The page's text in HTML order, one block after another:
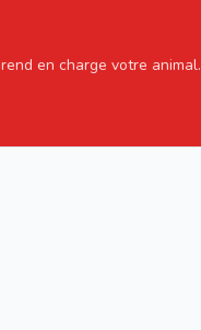
en charge votre animal.